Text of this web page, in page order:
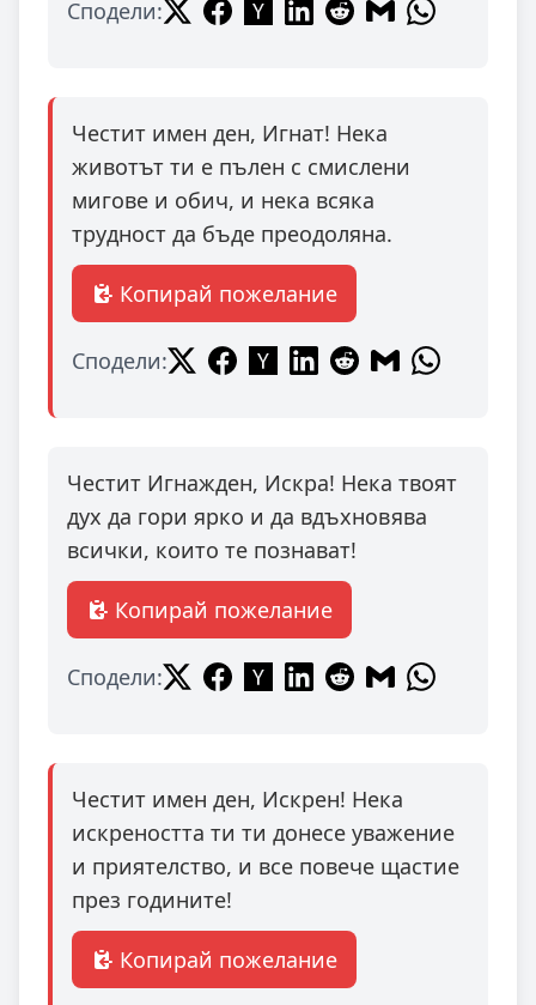
Сподели:
Честит имен ден, Игнат! Нека
животът ти е пълен с смислени
мигове и обич, и нека всяка
трудност да бъде преодоляна.
Копирай пожелание
Сподели:
Честит Игнажден, Искра! Нека твоят
дух да гори ярко и да вдъхновява
всички, които те познават!
Копирай пожелание
Сподели:
Честит имен ден, Искрен! Нека
искреността ти ти донесе уважение
и приятелство, и все повече щастие
през годините!
Копирай пожелание